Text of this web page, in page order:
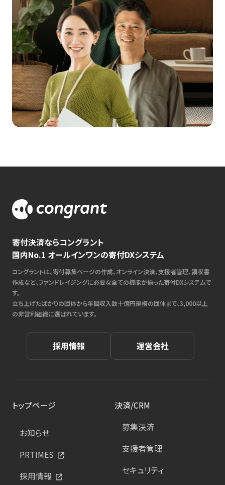
寄付決済ならコングラント
国内No.1 オールインワンの寄付DXシステム
コングラントは、寄付募集ページの作成、オンライン決済、支援者管理、領収書
作成など、ファンドレイジングに必要な全ての機能が揃った寄付DXシステムで
す。
立ち上げたばかりの団体から年間収入数十億円規模の団体まで、3,000以上
の非営利組織に選ばれています。
採用情報 運営会社
トップページ
お知らせ
PRTIMES
採用情報
決済/CRM
募集決済
支援者管理
セキュリティ